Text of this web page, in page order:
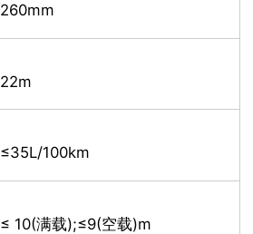
260mm
22m
≤35L/100km
≤ 10(满载);≤9(空载)m